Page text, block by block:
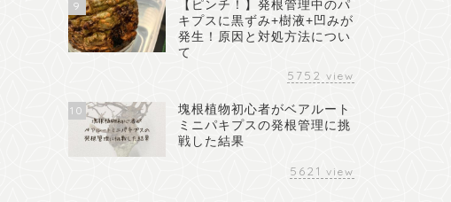
9
【ピンチ！】発根管理中のパ
キプスに黒ずみ+樹液+凹みが
発生！原因と対処方法につい
て
5752 view
10
塊根植物初心者がベアルート
ミニパキプスの発根管理に挑
戦した結果
5621 view